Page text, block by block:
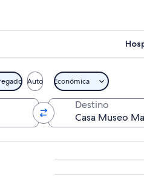
Auto Económica
Destino